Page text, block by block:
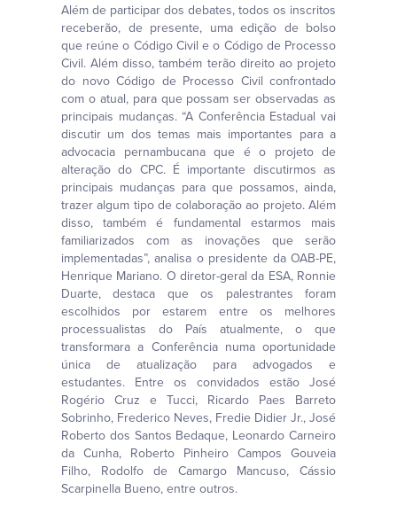
Além de participar dos debates, todos os inscritos
receberão, de presente, uma edição de bolso
que reúne o Código Civil e o Código de Processo
Civil. Além disso, também terão direito ao projeto
do novo Código de Processo Civil confrontado
com o atual, para que possam ser observadas as
principais mudanças. “A Conferência Estadual vai
discutir um dos temas mais importantes para a
advocacia pernambucana que é o projeto de
alteração do CPC. É importante discutirmos as
principais mudanças para que possamos, ainda,
trazer algum tipo de colaboração ao projeto. Além
disso, também é fundamental estarmos mais
familiarizados com as inovações que serão
implementadas”, analisa o presidente da OAB-PE,
Henrique Mariano. O diretor-geral da ESA, Ronnie
Duarte, destaca que os palestrantes foram
escolhidos por estarem entre os melhores
processualistas do País atualmente, o que
transformara a Conferência numa oportunidade
única de atualização para advogados e
estudantes. Entre os convidados estão José
Rogério Cruz e Tucci, Ricardo Paes Barreto
Sobrinho, Frederico Neves, Fredie Didier Jr., José
Roberto dos Santos Bedaque, Leonardo Carneiro
da Cunha, Roberto Pinheiro Campos Gouveia
Filho, Rodolfo de Camargo Mancuso, Cássio
Scarpinella Bueno, entre outros.